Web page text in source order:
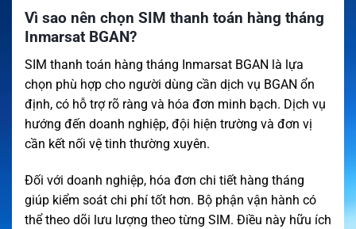
Vì sao nên chọn SIM thanh toán hàng tháng
Inmarsat BGAN?
SIM thanh toán hàng tháng Inmarsat BGAN là lựa
chọn phù hợp cho người dùng cần dịch vụ BGAN ổn
định, có hỗ trợ rõ ràng và hóa đơn minh bạch. Dịch vụ
hướng đến doanh nghiệp, đội hiện trường và đơn vị
cần kết nối vệ tinh thường xuyên.
Đối với doanh nghiệp, hóa đơn chi tiết hàng tháng
giúp kiểm soát chi phí tốt hơn. Bộ phận vận hành có
thể theo dõi lưu lượng theo từng SIM. Điều này hữu ích